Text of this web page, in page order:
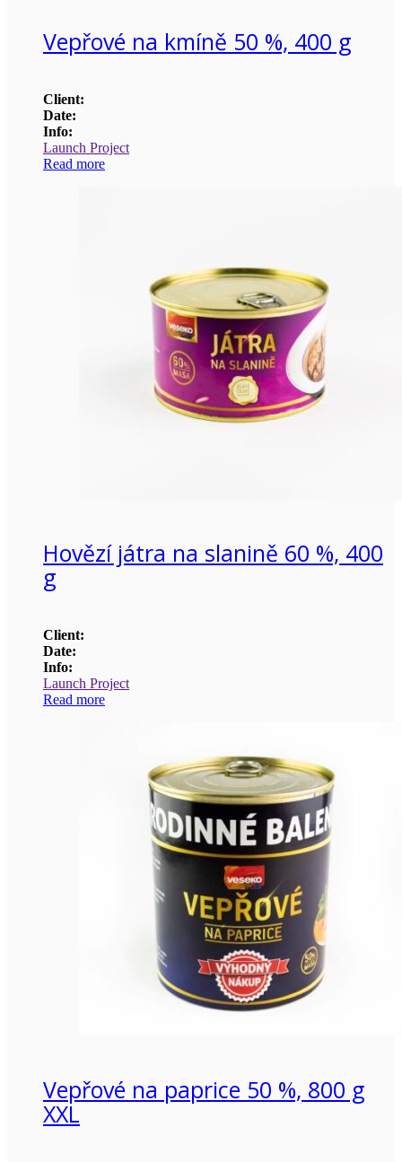
Vepřové na kmíně 50 %, 400 g
Client:
Date:
Info:
Launch Project
Read more
Hovězí játra na slanině 60 %, 400
g
Client:
Date:
Info:
Launch Project
Read more
Vepřové na paprice 50 %, 800 g
XXL